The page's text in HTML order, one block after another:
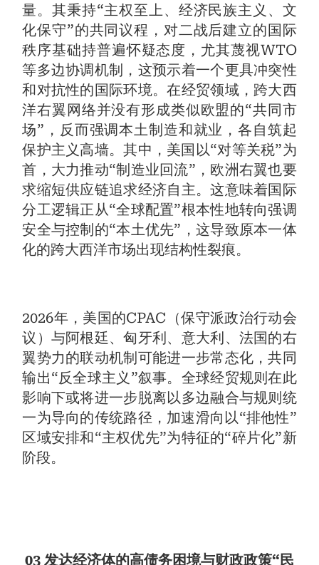
量。其秉持“主权至上、经济民族主义、文
化保守”的共同议程，对二战后建立的国际
秩序基础持普遍怀疑态度，尤其蔑视WTO
等多边协调机制，这预示着一个更具冲突性
和对抗性的国际环境。在经贸领域，跨大西
洋右翼网络并没有形成类似欧盟的“共同市
场”，反而强调本土制造和就业，各自筑起
保护主义高墙。其中，美国以“对等关税”为
首，大力推动“制造业回流”，欧洲右翼也要
求缩短供应链追求经济自主。这意味着国际
分工逻辑正从“全球配置”根本性地转向强调
安全与控制的“本土优先”，这导致原本一体
化的跨大西洋市场出现结构性裂痕。
2026年，美国的CPAC（保守派政治行动会
议）与阿根廷、匈牙利、意大利、法国的右
翼势力的联动机制可能进一步常态化，共同
输出“反全球主义”叙事。全球经贸规则在此
影响下或将进一步脱离以多边融合与规则统
一为导向的传统路径，加速滑向以“排他性”
区域安排和“主权优先”为特征的“碎片化”新
阶段。
03 发达经济体的高债务困境与财政政策“民